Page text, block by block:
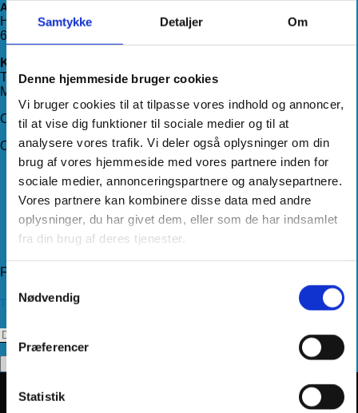
Samtykke Detaljer Om
Denne hjemmeside bruger cookies
Vi bruger cookies til at tilpasse vores indhold og annoncer,
til at vise dig funktioner til sociale medier og til at
analysere vores trafik. Vi deler også oplysninger om din
brug af vores hjemmeside med vores partnere inden for
sociale medier, annonceringspartnere og analysepartnere.
Vores partnere kan kombinere disse data med andre
oplysninger, du har givet dem, eller som de har indsamlet
fra din brug af deres tjenester.
Nødvendig
Præferencer
Statistik
Adresse
Haderslevvej 78, st.
6200 Aabenraa
Kontakt os
Telefon:71 99 75 88
Mail:
CVR: 33994680
Om Hjemmeudstyr
Om os
Handelsbetingelser
Levering
Kundeservice
Returnering
Privatlivspolitik
Følg os
Tilmeld dig vores nyhedsbrev